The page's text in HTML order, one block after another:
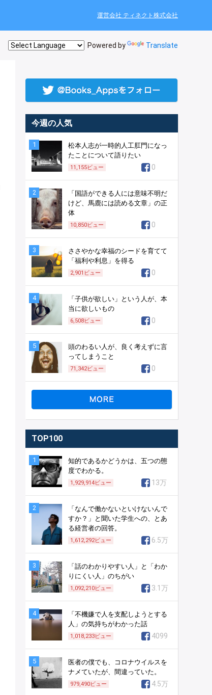
運営会社 ティネクト株式会社
Powered by Translate
今週の人気
1
松本人志が一時的人工肛門になっ
たことについて語りたい
11,155ビュー 0
2
「国語ができる人には意味不明だ
けど、馬鹿には読める文章」の正
体
10,850ビュー 0
3
ささやかな幸福のシードを育てて
「福利や利息」を得る
2,901 ビュー 0
4
「子供が欲しい」という人が、本
当に欲しいもの
6,508ビュー 0
5
頭のわるい人が、良く考えずに言
ってしまうこと
71,342ビュー 0
TOP100
1
知的であるかどうかは、五つの態
度でわかる。
1,929,914ビュー 13万
2
「なんで働かないといけないんで
すか？」と聞いた学生への、とあ
る経営者の回答。
1,612,292ビュー 6.5万
3
「話のわかりやすい人」と「わか
りにくい人」のちがい
1,092,210ビュー 3.1万
4
「不機嫌で人を支配しようとする
人」の気持ちがわかった話
1,018,233ビュー 4099
5
医者の僕でも、コロナウイルスを
ナメていたが、間違っていた。
979,490ビュー 4.5万